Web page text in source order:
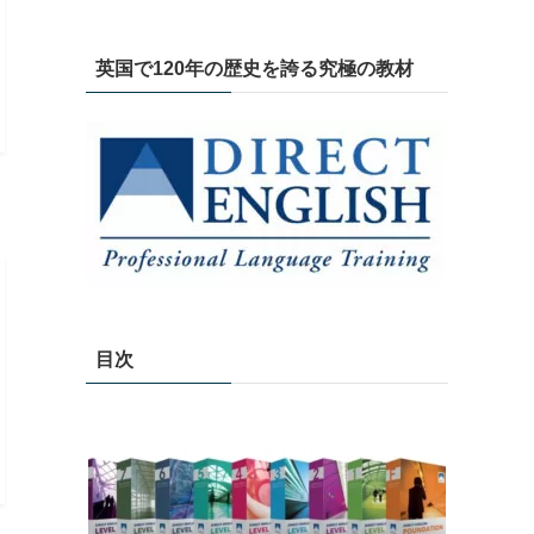
英国で120年の歴史を誇る究極の教材
目次